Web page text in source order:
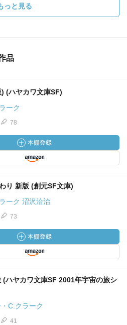
っと見る
品
(ハヤカワ文庫SF)
ーク
78
り 新版 (創元SF文庫)
ーク 沼沢洽治
73
(ハヤカワ文庫SF 2001年宇宙の旅シ
C.クラーク
41